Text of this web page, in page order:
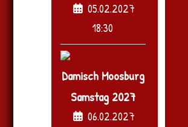
05.02.2027
18:30
Damisch Moosburg
Samstag 2027
06.02.2027